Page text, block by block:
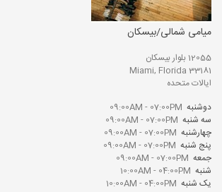
میامی شمالی/بیسکان
12055 بلوار بیسکان
Miami, Florida 33181
ایالات متحده
دوشنبه 09:00AM - 07:00PM
سه شنبه 09:00AM - 07:00PM
چهارشنبه 09:00AM - 07:00PM
پنج شنبه 09:00AM - 07:00PM
جمعه 09:00AM - 07:00PM
شنبه 10:00AM - 04:00PM
یک شنبه 10:00AM - 04:00PM